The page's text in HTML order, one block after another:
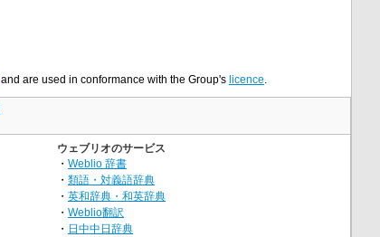
, and are used in conformance with the Group's licence
ウェブリオのサービス
・ Weblio 辞書
・ 類語・対義語辞典
・ 英和辞典・和英辞典
・ Weblio翻訳
・ 日中中日辞典